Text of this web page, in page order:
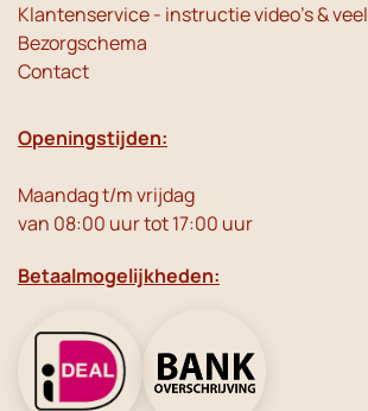
Klantenservice - instructie video's &
Bezorgschema
Contact
Openingstijden:
Maandag t/m vrijdag
van 08:00 uur tot 17:00 uur
Betaalmogelijkheden: